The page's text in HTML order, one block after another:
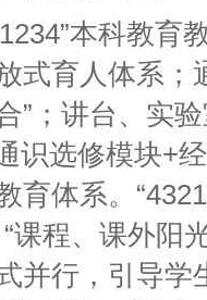
本科教育
式育人体系
”；讲台、实
识选修模块+
育体系。
课程、课外阳
并行，引导